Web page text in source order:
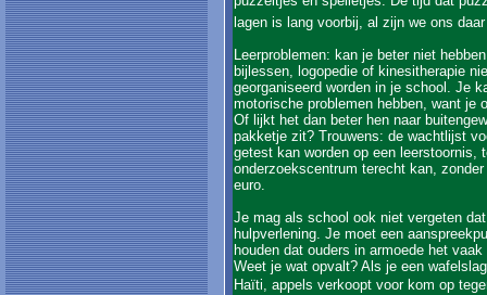
lagen is lang voorbij, al zijn we ons
Leerproblemen: kan je beter niet
bijlessen, logopedie of kinesitherapie
georganiseerd worden in je school. Je
motorische problemen hebben, want je
Of lijkt het dan beter hen naar
pakketje zit? Trouwens: de wachtlijst
getest kan worden op een leerstoornis,
onderzoekscentrum terecht kan,
euro.
Je mag als school ook niet vergeten
hulpverlening. Je moet een
houden dat ouders in armoede het
Weet je wat opvalt? Als je een
Haïti, appels verkoopt voor kom op